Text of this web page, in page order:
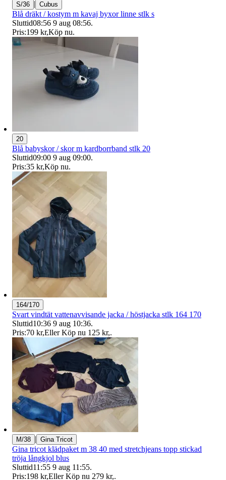
S/36 | Cubus
Blå dräkt / kostym m kavaj byxor linne stlk s
Sluttid08:56 9 aug 08:56.
Pris:199 kr,Köp nu.
20
Blå babyskor / skor m kardborrband stlk 20
Sluttid09:00 9 aug 09:00.
Pris:35 kr,Köp nu.
164/170
Svart vindtät vattenavvisande jacka / höstjacka stlk 164 170
Sluttid10:36 9 aug 10:36.
Pris:70 kr,Eller Köp nu 125 kr,.
M/38 | Gina Tricot
Gina tricot klädpaket m 38 40 med stretchjeans topp stickad
tröja långkjol blus
Sluttid11:55 9 aug 11:55.
Pris:198 kr,Eller Köp nu 279 kr,.